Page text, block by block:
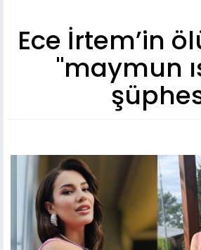
Ece İrtem’in
"maymun